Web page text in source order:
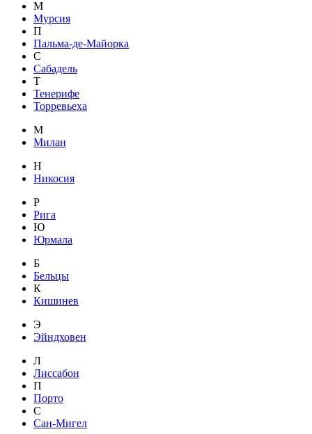
М
Мурсия
П
Пальма-де-Майорка
С
Сабадель
Т
Тенерифе
Торревьеха
М
Милан
Н
Никосия
Р
Рига
Ю
Юрмала
Б
Бельцы
К
Кишинев
Э
Эйндховен
Л
Лиссабон
П
Порто
С
Сан-Мигел